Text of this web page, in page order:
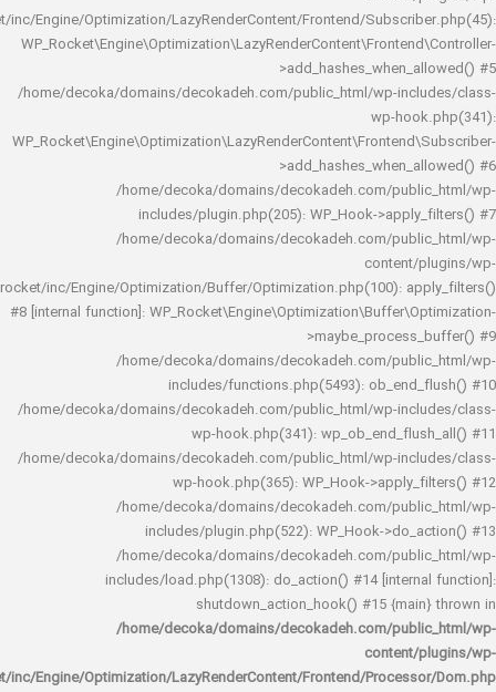
rocket/inc/Engine/Optimization/LazyRenderContent/Frontend/
/home/decoka/domains/decokadeh.com/public_html/wp-
wp-
/home/decoka/domains/decokadeh.com/
includes/plugin.php(205): WP_Hook-
/home/decoka/domains/decokadeh.com/
rocket/inc/Engine/Optimization/Buffer/Optimization.php(100):
#8 [internal function]:
/home/decoka/domains/decokadeh.com/
includes/functions.php(5493):
/home/decoka/domains/decokadeh.com/public_html/wp-
wp-hook.php(341):
/home/decoka/domains/decokadeh.com/public_html/wp-
wp-hook.php(365): WP_Hook-
/home/decoka/domains/decokadeh.com/
includes/plugin.php(522): WP_Hook-
/home/decoka/domains/decokadeh.com/
includes/load.php(1308): do_action() #14
shutdown_action_hook() #15
/home/decoka/domains/decokadeh.com/
rocket/inc/Engine/Optimization/LazyRenderContent/Frontend/